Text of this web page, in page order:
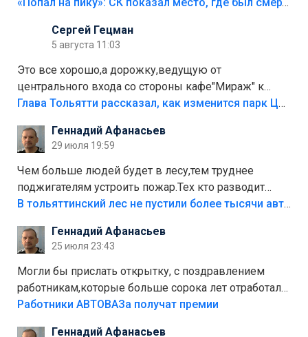
«Попал на пику»: СК показал место, где был смертельно травмирован ребенок в Тольятти
Сергей Гецман
5 августа 11:03
Это все хорошо,а дорожку,ведущую от
центрального входа со стороны кафе"Мираж" к
аттракционам слабо доделать?А то бордюры
лежала в парке и испортилась.Да еще,видимо,часть
украли.
Глава Тольятти рассказал, как изменится парк Центрального района
Геннадий Афанасьев
29 июля 19:59
Чем больше людей будет в лесу,тем труднее
поджигателям устроить пожар.Тех кто разводит
костры,тех надо безбожно штрафовать.Камер полно
Штрафы мизерные.
В тольяттинский лес не пустили более тысячи автомобилей
Геннадий Афанасьев
25 июля 23:43
Могли бы прислать открытку, с поздравлением
работникам,которые больше сорока лет отработали
на предприятии.
Работники АВТОВАЗа получат премии
Геннадий Афанасьев